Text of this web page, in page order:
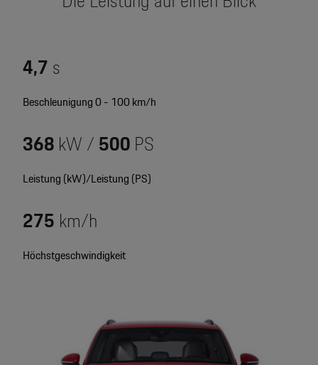
Motorsport & Events
Wir über uns
Newsletter
Porsche Shop
Mein Porsche Account
YouTube Channel
Porsche Poster Designer
4,7s
Beschleunigung 0 - 100 km/h
368kW /500PS
Leistung (kW)/Leistung (PS)
275 km/h
Höchstgeschwindigkeit